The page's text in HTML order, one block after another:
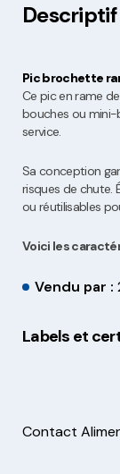
Descriptif
Pic brochette
Ce pic en rame
bouches ou mini-
service.
Sa conception
risques de chute.
ou réutilisables
Voici les
Vendu par :
Labels et
Contact